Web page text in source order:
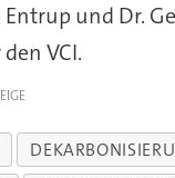
und Dr.
VCI.